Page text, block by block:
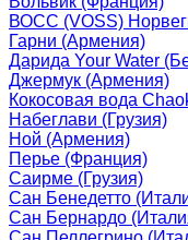
ВОСС (VOSS)
Гарни (Армения)
Дарида Your Water
Джермук (Армения)
Кокосовая вода
Набеглави (Грузия)
Ной (Армения)
Перье (Франция)
Саирме (Грузия)
Сан Бенедетто
Сан Бернардо